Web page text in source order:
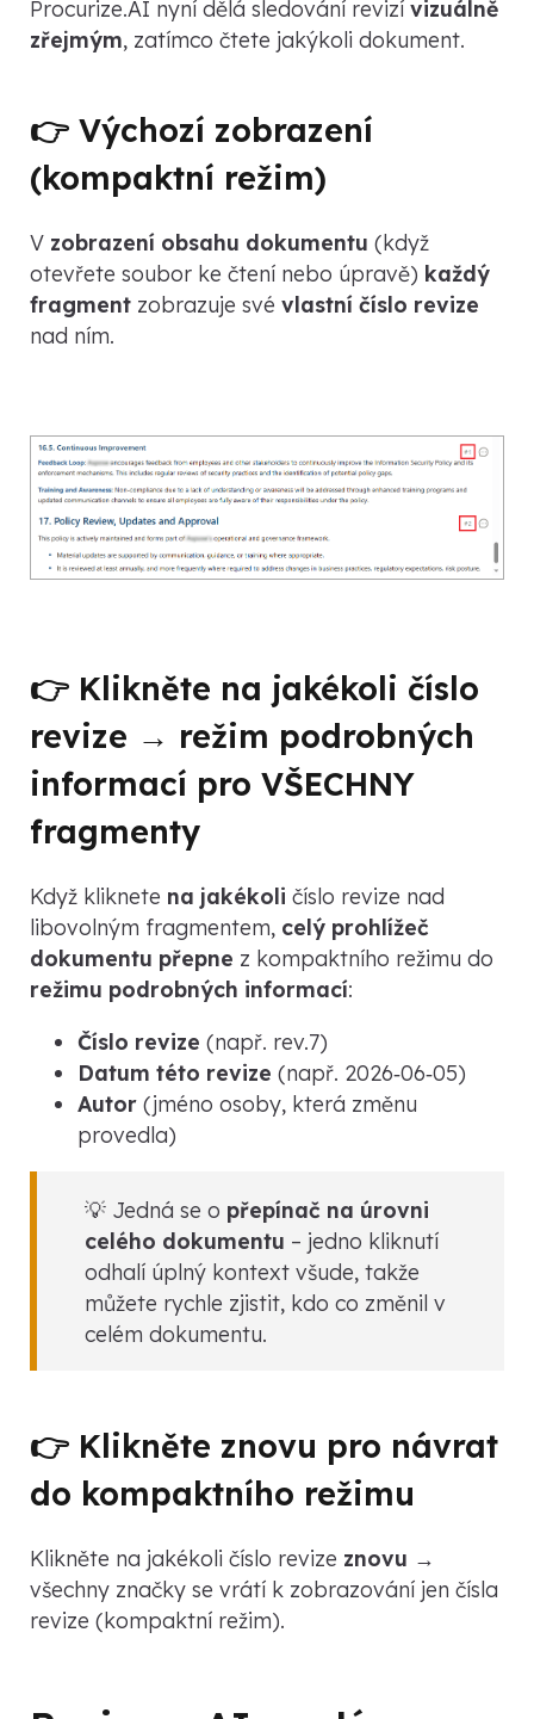
Procurize.AI nyní dělá sledování revizí vizuálně
zřejmým, zatímco čtete jakýkoli dokument.
👉 Výchozí zobrazení
(kompaktní režim)
V zobrazení obsahu dokumentu (když
otevřete soubor ke čtení nebo úpravě) každý
fragment zobrazuje své vlastní číslo revize
nad ním.
👉 Klikněte na jakékoli číslo
revize → režim podrobných
informací pro VŠECHNY
fragmenty
Když kliknete na jakékoli číslo revize nad
libovolným fragmentem, celý prohlížeč
dokumentu přepne z kompaktního režimu do
režimu podrobných informací:
Číslo revize (např. rev.7)
Datum této revize (např. 2026‑06‑05)
Autor (jméno osoby, která změnu
provedla)
💡 Jedná se o přepínač na úrovni
celého dokumentu – jedno kliknutí
odhalí úplný kontext všude, takže
můžete rychle zjistit, kdo co změnil v
celém dokumentu.
👉 Klikněte znovu pro návrat
do kompaktního režimu
Klikněte na jakékoli číslo revize znovu →
všechny značky se vrátí k zobrazování jen čísla
revize (kompaktní režim).